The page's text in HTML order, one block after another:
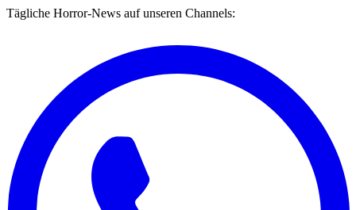
Tägliche Horror-News auf unseren Channels: